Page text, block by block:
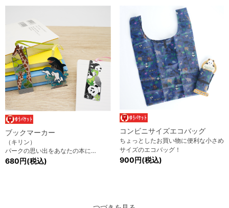
ブックマーカー
（キリン）
パークの思い出をあなたの本に…
680円(税込)
コンビニサイズエコバッグ
ちょっとしたお買い物に便利な小さめ
サイズのエコバッグ！
900円(税込)